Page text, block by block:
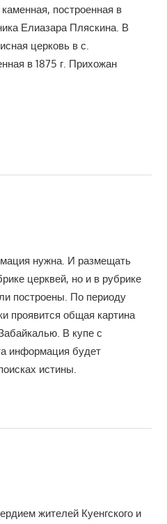
построенная в
Елиазара Пляскина. В
церковь в с.
в 1875 г. Прихожан
нужна. И размещать
церквей, но и в рубрике
построены. По периоду
проявится общая картина
В купе с
информация будет
истины.
жителей Куенгского и